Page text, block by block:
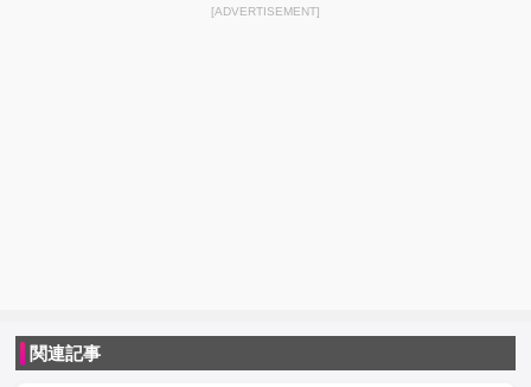
[ADVERTISEMENT]
関連記事